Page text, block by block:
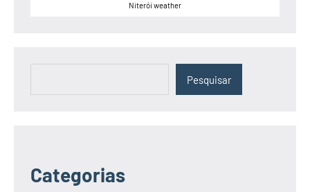
Niterói weather
Pesquisar
Categorias